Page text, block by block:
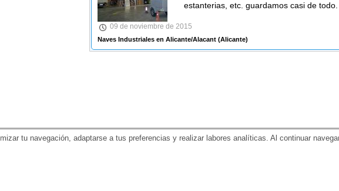
estanterias, etc. guardamos casi de
09 de noviembre de 2015
Naves Industriales en Alicante/Alacant(Alicante)
tu navegación, adaptarse a tus preferencias y realizar labores analíticas. Al continuar